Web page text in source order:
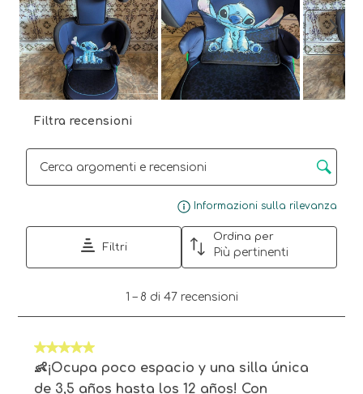
Filtra recensioni
Informazioni sulla rilevanza
Filtri
Ordina per
Più pertinenti
8
recensioni.
1 – 8 di 47 recensioni
5 su 5 stelle.
👶¡Ocupa poco espacio y una silla única
de 3,5 años hasta los 12 años! Con